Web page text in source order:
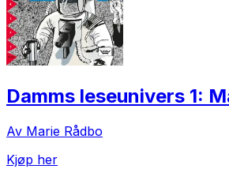
Damms leseunivers 1:
Av Marie Rådbo
Kjøp her